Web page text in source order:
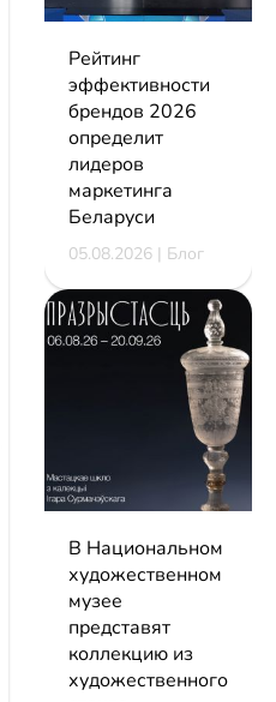
Рейтинг
эффективности
брендов 2026
определит
лидеров
маркетинга
Беларуси
05.08.2026 | Блог
В Национальном
художественном
музее
представят
коллекцию из
художественного